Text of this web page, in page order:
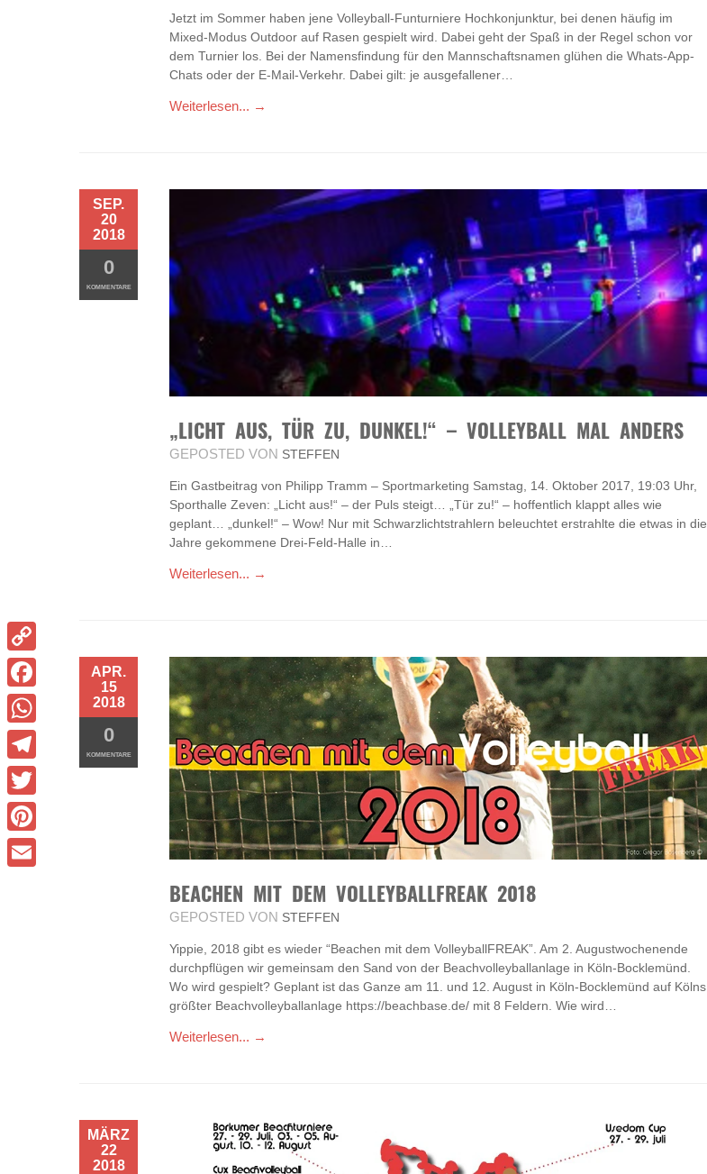
Jetzt im Sommer haben jene Volleyball-Funturniere Hochkonjunktur, bei denen häufig im
Mixed-Modus Outdoor auf Rasen gespielt wird. Dabei geht der Spaß in der Regel schon vor
dem Turnier los. Bei der Namensfindung für den Mannschaftsnamen glühen die Whats-App-
Chats oder der E-Mail-Verkehr. Dabei gilt: je ausgefallener…
Weiterlesen... →
SEP.
20
2018
0
KOMMENTARE
„LICHT AUS, TÜR ZU, DUNKEL!“ – VOLLEYBALL MAL ANDERS
GEPOSTED VON STEFFEN
Ein Gastbeitrag von Philipp Tramm – Sportmarketing Samstag, 14. Oktober 2017, 19:03 Uhr,
Sporthalle Zeven: „Licht aus!“ – der Puls steigt… „Tür zu!“ – hoffentlich klappt alles wie
geplant… „dunkel!“ – Wow! Nur mit Schwarzlichtstrahlern beleuchtet erstrahlte die etwas in die
Jahre gekommene Drei-Feld-Halle in…
Weiterlesen... →
APR.
15
2018
0
KOMMENTARE
BEACHEN MIT DEM VOLLEYBALLFREAK 2018
GEPOSTED VON STEFFEN
Yippie, 2018 gibt es wieder “Beachen mit dem VolleyballFREAK”. Am 2. Augustwochenende
durchpflügen wir gemeinsam den Sand von der Beachvolleyballanlage in Köln-Bocklemünd.
Wo wird gespielt? Geplant ist das Ganze am 11. und 12. August in Köln-Bocklemünd auf Kölns
größter Beachvolleyballanlage https://beachbase.de/ mit 8 Feldern. Wie wird…
Weiterlesen... →
MÄRZ
22
2018
Copy
Link
Facebook
WhatsApp
Telegram
Twitter
Pinterest